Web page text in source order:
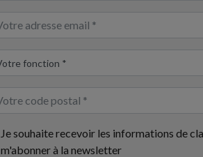
Je souhaite recevoir les informations de
m'abonner à la newsletter